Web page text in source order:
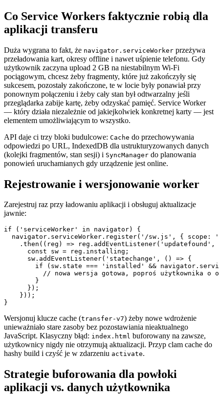
Co Service Workers faktycznie robią dla
aplikacji transferu
Duża wygrana to fakt, że navigator.serviceWorker przeżywa
przeładowania kart, okresy offline i nawet uśpienie telefonu. Gdy
użytkownik zaczyna upload 2 GB na niestabilnym Wi-Fi
pociągowym, chcesz żeby fragmenty, które już zakończyły się
sukcesem, pozostały zakończone, te w locie były ponawiał przy
ponownym połączeniu i żeby cały stan był odtwarzalny jeśli
przeglądarka zabije kartę, żeby odzyskać pamięć. Service Worker
— który działa niezależnie od jakiejkolwiek konkretnej karty — jest
elementem umożliwiającym to wszystko.
API daje ci trzy bloki budulcowe: Cache do przechowywania
odpowiedzi po URL, IndexedDB dla ustrukturyzowanych danych
(kolejki fragmentów, stan sesji) i SyncManager do planowania
ponowień uruchamianych gdy urządzenie jest online.
Rejestrowanie i wersjonowanie worker
Zarejestruj raz przy ładowaniu aplikacji i obsługuj aktualizacje
jawnie:
if ('serviceWorker' in navigator) {
navigator.serviceWorker.register('/sw.js', { scope:
.then((reg) => reg.addEventListener('updatefound',
      const sw = reg.installing;
      sw.addEventListener('statechange', () => {
if (sw.state === 'installed' &&
// nowa wersja gotowa, poproś użytkownika o
        }
      });
    }));
Wersjonuj klucze cache (transfer-v7) żeby nowe wdrożenie
unieważniało stare zasoby bez pozostawiania nieaktualnego
JavaScript. Klasyczny błąd: index.html buforowany na zawsze,
użytkownicy nigdy nie otrzymują aktualizacji. Przyp clam cache do
hashy build i czyść je w zdarzeniu activate.
Strategie buforowania dla powłoki
aplikacji vs. danych użytkownika